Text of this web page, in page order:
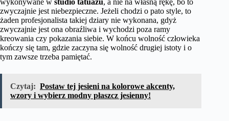
wykonywane w studio tatuażu, a nie na własną rękę, bo to
zwyczajnie jest niebezpieczne. Jeżeli chodzi o pato style, to
żaden profesjonalista takiej dziary nie wykonana, gdyż
zwyczajnie jest ona obraźliwa i wychodzi poza ramy
kreowania czy pokazania siebie. W końcu wolność człowieka
kończy się tam, gdzie zaczyna się wolność drugiej istoty i o
tym zawsze trzeba pamiętać.
Czytaj: Postaw tej jesieni na kolorowe akcenty,
wzory i wybierz modny płaszcz jesienny!